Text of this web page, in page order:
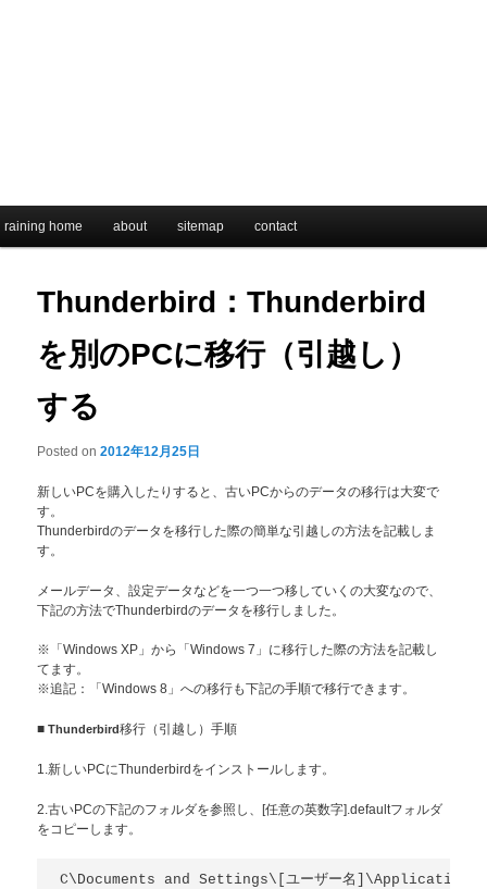
メインコンテンツへ移動
サブコンテンツへ移動
raining home about sitemap contact
Thunderbird：Thunderbird
を別のPCに移行（引越し）
する
Posted on2012年12月25日
新しいPCを購入したりすると、古いPCからのデータの移行は大変で
す。
Thunderbirdのデータを移行した際の簡単な引越しの方法を記載しま
す。
メールデータ、設定データなどを一つ一つ移していくの大変なので、
下記の方法でThunderbirdのデータを移行しました。
※「Windows XP」から「Windows 7」に移行した際の方法を記載し
てます。
※追記：「Windows 8」への移行も下記の手順で移行できます。
■Thunderbird移行（引越し）手順
1.新しいPCにThunderbirdをインストールします。
2.古いPCの下記のフォルダを参照し、[任意の英数字].defaultフォルダ
をコピーします。
C\Documents and Settings\[ユーザー名